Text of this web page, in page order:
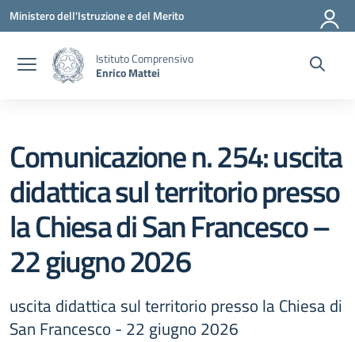
Vai ai contenuti
Vai al menu di navigazione
Vai al footer
Ministero dell'Istruzione e del Merito
Istituto Comprensivo
Enrico Mattei
Comunicazione n. 254: uscita
didattica sul territorio presso
la Chiesa di San Francesco –
22 giugno 2026
uscita didattica sul territorio presso la Chiesa di
San Francesco - 22 giugno 2026